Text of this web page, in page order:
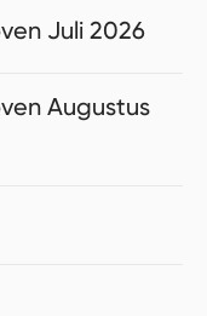
Juli 2026
Augustus